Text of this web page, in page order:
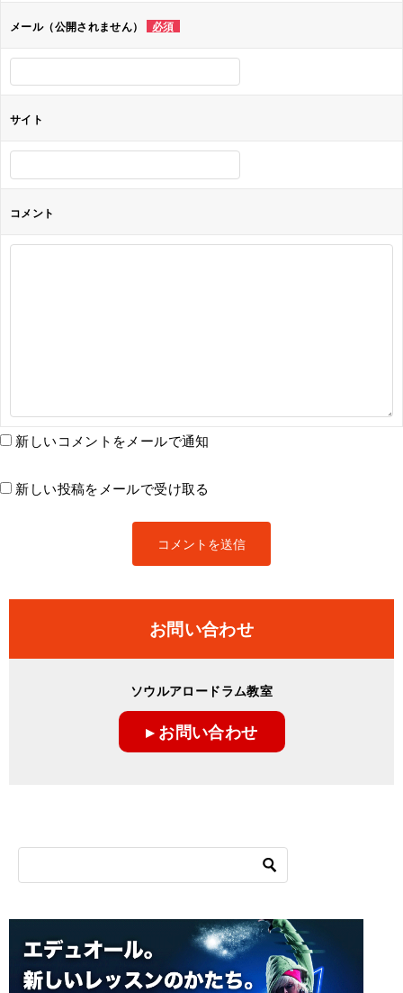
ョ
ン
メール（公開されません） 必須
サイト
コメント
新しいコメントをメールで通知
新しい投稿をメールで受け取る
お問い合わせ
ソウルアロードラム教室
▸ お問い合わせ